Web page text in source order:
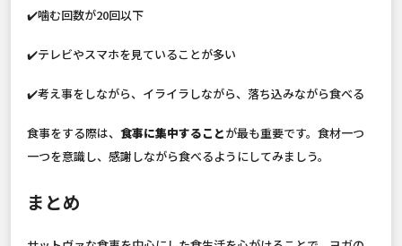
✔️噛む回数が20回以下
✔️テレビやスマホを見ていることが多い
✔️考え事をしながら、イライラしながら、落ち込みながら食べる
食事をする際は、 食事に集中することが最も重要です。食材一つ
一つを意識し、感謝しながら食べるようにしてみましう。
まとめ